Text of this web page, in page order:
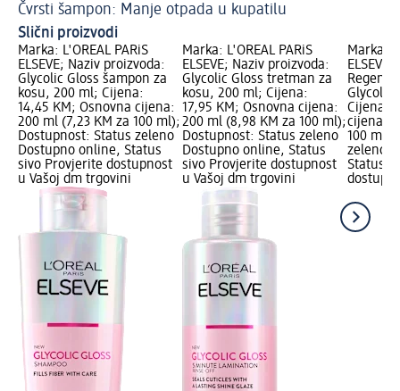
Čvrsti šampon: Manje otpada u kupatilu
Slični proizvodi
Marka: L'ORÉAL PARiS
ELSEVE; Naziv proizvoda:
Glycolic Gloss šampon za
kosu, 200 ml; Cijena:
14,45 KM; Osnovna cijena:
200 ml (7,23 KM za 100 ml);
Dostupnost: Status zeleno
Dostupno online, Status
sivo Provjerite dostupnost
u Vašoj dm trgovini
Marka: L'ORÉAL PARiS
ELSEVE; Naziv proizvoda:
Glycolic Gloss tretman za
kosu, 200 ml; Cijena:
17,95 KM; Osnovna cijena:
200 ml (8,98 KM za 100 ml);
Dostupnost: Status zeleno
Dostupno online, Status
sivo Provjerite dostupnost
u Vašoj dm trgovini
Marka:
Glycolic
Cijena:
cijena:
100 ml);
zeleno
Status